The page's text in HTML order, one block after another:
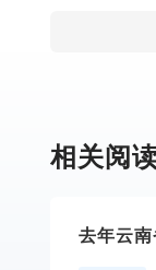
相关阅
去年云